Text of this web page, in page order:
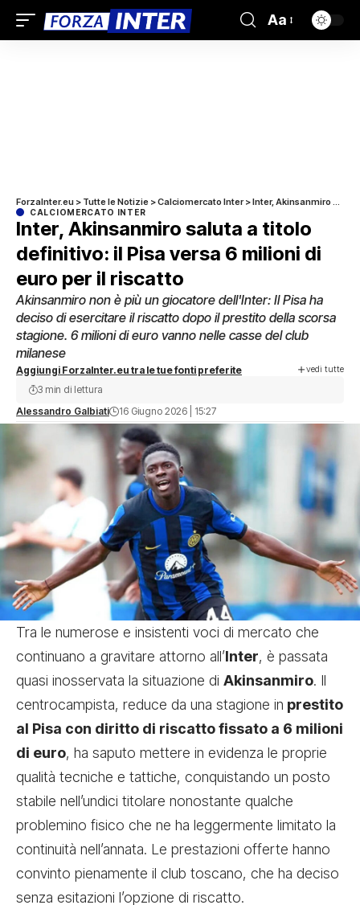
Aa
ForzaInter.eu > Tutte le Notizie >Calciomercato Inter>Inter, Akinsanmiro saluta a titolo definitivo: il Pisa versa 6 milioni di euro per il riscatto
CALCIOMERCATO INTER
Inter, Akinsanmiro saluta a titolo
definitivo: il Pisa versa 6 milioni di
euro per il riscatto
Akinsanmiro non è più un giocatore dell'Inter: Il Pisa ha
deciso di esercitare il riscatto dopo il prestito della scorsa
stagione. 6 milioni di euro vanno nelle casse del club
milanese
Aggiungi ForzaInter.eu tra le tue fonti preferite vedi tutte
Alessandro Galbiati 16 Giugno 2026 | 15:27
3 min di lettura
Tra le numerose e insistenti voci di mercato che
continuano a gravitare attorno all’Inter, è passata
quasi inosservata la situazione di Akinsanmiro. Il
centrocampista, reduce da una stagione in prestito
al Pisa con diritto di riscatto fissato a 6 milioni
di euro, ha saputo mettere in evidenza le proprie
qualità tecniche e tattiche, conquistando un posto
stabile nell’undici titolare nonostante qualche
problemino fisico che ne ha leggermente limitato la
continuità nell’annata. Le prestazioni offerte hanno
convinto pienamente il club toscano, che ha deciso
senza esitazioni l’opzione di riscatto.